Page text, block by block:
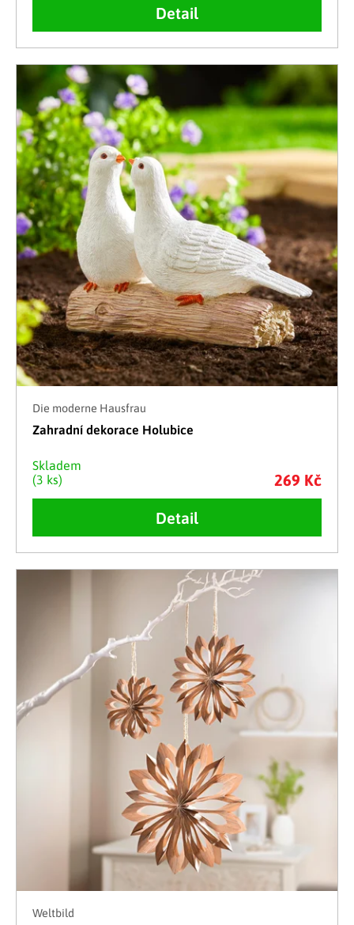
Detail
Die moderne Hausfrau
Zahradní dekorace Holubice
Skladem
(3 ks)
269 Kč
Detail
Weltbild